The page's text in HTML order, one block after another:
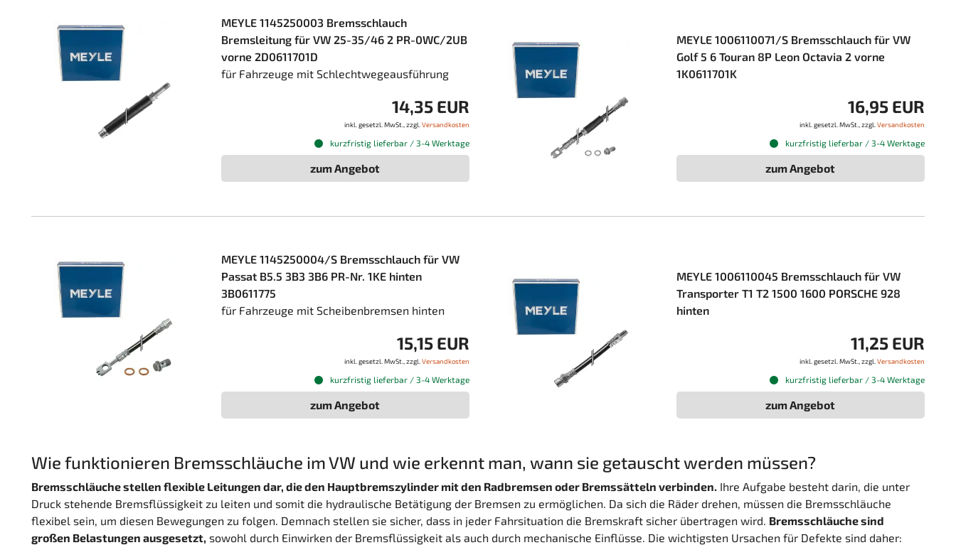
MEYLE 1145250003 Bremsschlauch
Bremsleitung für VW 25-35/46 2 PR-0WC/2UB
vorne 2D0611701D
für Fahrzeuge mit Schlechtwegeausführung
14,35 EUR
inkl. gesetzl. MwSt., zzgl. Versandkosten
kurzfristig lieferbar / 3-4 Werktage
zum Angebot
MEYLE 1006110071/S Bremsschlauch für VW
Golf 5 6 Touran 8P Leon Octavia 2 vorne
1K0611701K
16,95 EUR
inkl. gesetzl. MwSt., zzgl. Versandkosten
kurzfristig lieferbar / 3-4 Werktage
zum Angebot
MEYLE 1145250004/S Bremsschlauch für VW
Passat B5.5 3B3 3B6 PR-Nr. 1KE hinten
3B0611775
für Fahrzeuge mit Scheibenbremsen hinten
15,15 EUR
inkl. gesetzl. MwSt., zzgl. Versandkosten
kurzfristig lieferbar / 3-4 Werktage
zum Angebot
MEYLE 1006110045 Bremsschlauch für VW
Transporter T1 T2 1500 1600 PORSCHE 928
hinten
11,25 EUR
inkl. gesetzl. MwSt., zzgl. Versandkosten
kurzfristig lieferbar / 3-4 Werktage
zum Angebot
Wie funktionieren Bremsschläuche im VW und wie erkennt man, wann sie getauscht werden müssen?
Bremsschläuche stellen flexible Leitungen dar, die den Hauptbremszylinder mit den Radbremsen oder Bremssätteln verbinden. Ihre Aufgabe besteht darin, die unter
Druck stehende Bremsflüssigkeit zu leiten und somit die hydraulische Betätigung der Bremsen zu ermöglichen. Da sich die Räder drehen, müssen die Bremsschläuche
flexibel sein, um diesen Bewegungen zu folgen. Demnach stellen sie sicher, dass in jeder Fahrsituation die Bremskraft sicher übertragen wird. Bremsschläuche sind
großen Belastungen ausgesetzt, sowohl durch Einwirken der Bremsflüssigkeit als auch durch mechanische Einflüsse. Die wichtigsten Ursachen für Defekte sind daher: